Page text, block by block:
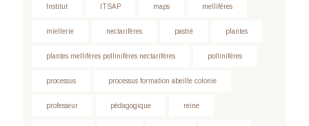
Institut ITSAP maps mellifères
miellerie nectarifères pastré plantes
plantes mellifères pollinifères nectarifères pollinifères
processus processus formation abeille colonie
professeur pédagogique reine